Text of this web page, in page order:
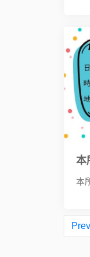
本
本